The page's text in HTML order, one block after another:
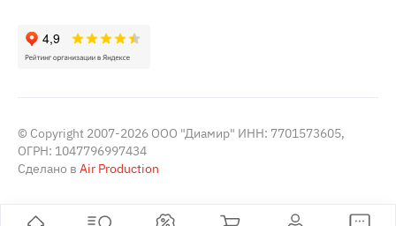
© Copyright 2007-2026 ООО "Диамир" ИНН: 7701573605,
ОГРН: 1047796997434
Сделано в Air Production